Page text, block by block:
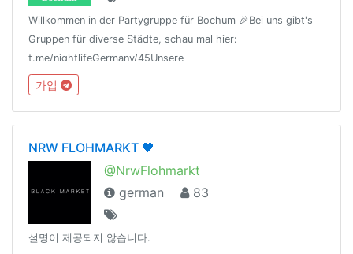
Willkommen in der Partygruppe für Bochum 🎉Bei uns gibt's
Gruppen für diverse Städte, schau mal hier:
t.me/nightlifeGermany/45Unsere
Regeln:t.me/nightlifeGermany/44Offtopic
Gruppe:https://t.me/NightlifeGermanySandbox
가입
NRW FLOHMARKT 🖤
@NrwFlohmarkt
german
83
설명이 제공되지 않습니다.